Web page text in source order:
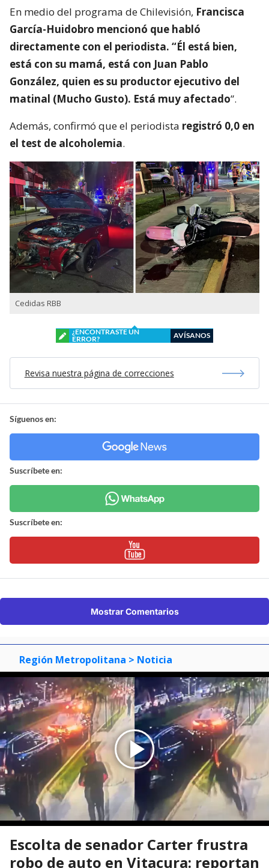
En medio del programa de Chilevisión, Francisca
García-Huidobro mencionó que habló
directamente con el periodista. “Él está bien,
está con su mamá, está con Juan Pablo
González, quien es su productor ejecutivo del
matinal (Mucho Gusto). Está muy afectado”.
Además, confirmó que el periodista registró 0,0 en
el test de alcoholemia.
Cedidas RBB
¿ENCONTRASTE UN
ERROR?
AVÍSANOS
Revisa nuestra página de correcciones
Síguenos en:
Suscríbete en:
Suscríbete en:
Mostrar Comentarios
Región Metropolitana > Noticia
Escolta de senador Carter frustra
robo de auto en Vitacura: reportan